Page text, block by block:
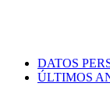
DATOS
ÚLTIMOS